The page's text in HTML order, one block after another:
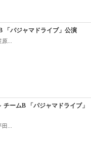
「パジャマドライブ」公演
...
チームB 「パジャマドライブ」
...